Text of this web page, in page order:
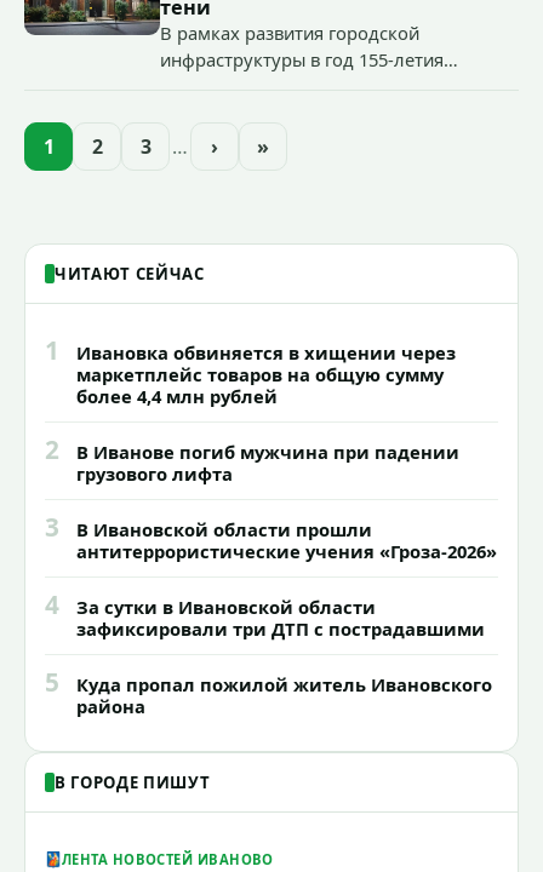
тени
В рамках развития городской
инфраструктуры в год 155-летия
проекта подсветки исторических
1 2 3 … › »
ЧИТАЮТ СЕЙЧАС
1
Ивановка обвиняется в хищении через
маркетплейс товаров на общую сумму
более 4,4 млн рублей
2
В Иванове погиб мужчина при падении
грузового лифта
3
В Ивановской области прошли
антитеррористические учения «Гроза-2026»
4
За сутки в Ивановской области
зафиксировали три ДТП с пострадавшими
5
Куда пропал пожилой житель Ивановского
района
В ГОРОДЕ ПИШУТ
ЛЕНТА НОВОСТЕЙ ИВАНОВО